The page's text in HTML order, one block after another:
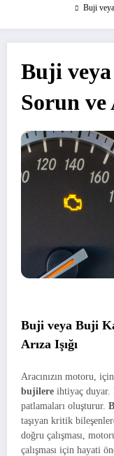
Buji
Buji
Sorun ve
Buji veya Buji
Arıza Işığı
Aracınızın motoru,
bujilere ihtiyaç duyar.
patlamaları oluşturur.
taşıyan kritik
doğru çalışması,
çalışması için hayati